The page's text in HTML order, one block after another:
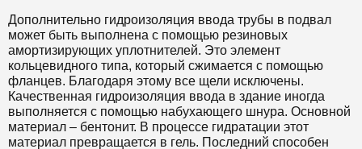
Дополнительно гидроизоляция ввода трубы в подвал
может быть выполнена с помощью резиновых
амортизирующих уплотнителей. Это элемент
кольцевидного типа, который сжимается с помощью
фланцев. Благодаря этому все щели исключены.
Качественная гидроизоляция ввода в здание иногда
выполняется с помощью набухающего шнура. Основной
материал – бентонит. В процессе гидратации этот
материал превращается в гель. Последний способен